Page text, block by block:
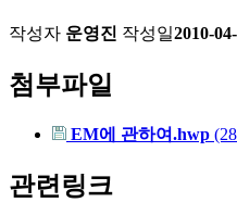
작성자 운영진 작성일2010-
첨부파일
EM에 관하여.hwp
관련링크